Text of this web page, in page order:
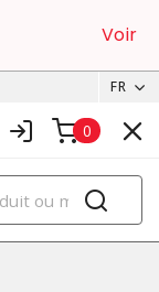
Voir
FR
0